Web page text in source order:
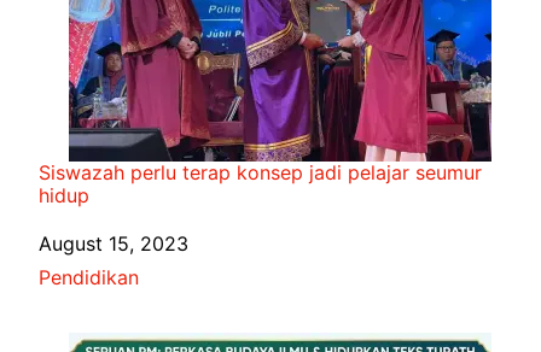
Siswazah perlu terap konsep jadi pelajar seumur
hidup
Date
August 15, 2023
In relation to
Pendidikan